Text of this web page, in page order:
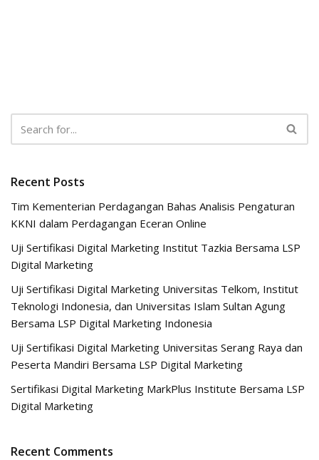
Recent Posts
Tim Kementerian Perdagangan Bahas Analisis Pengaturan
KKNI dalam Perdagangan Eceran Online
Uji Sertifikasi Digital Marketing Institut Tazkia Bersama LSP
Digital Marketing
Uji Sertifikasi Digital Marketing Universitas Telkom, Institut
Teknologi Indonesia, dan Universitas Islam Sultan Agung
Bersama LSP Digital Marketing Indonesia
Uji Sertifikasi Digital Marketing Universitas Serang Raya dan
Peserta Mandiri Bersama LSP Digital Marketing
Sertifikasi Digital Marketing MarkPlus Institute Bersama LSP
Digital Marketing
Recent Comments